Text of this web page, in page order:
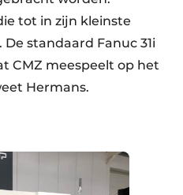
tot in zijn kleinste
standaard Fanuc 31i
CMZ meespeelt op het
Hermans.